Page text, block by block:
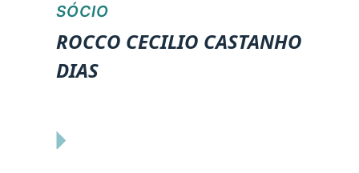
SÓCIO
ROCCO CECILIO CASTANHO
DIAS